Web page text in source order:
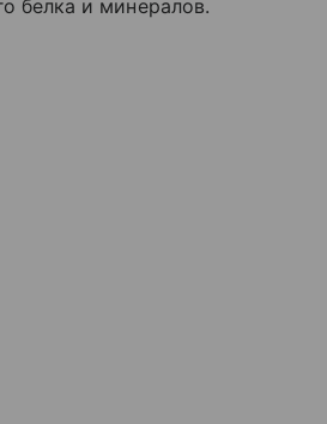
белка и минералов.